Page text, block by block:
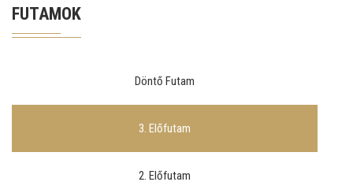
FUTAMOK
Döntő Futam
3. Előfutam
2. Előfutam